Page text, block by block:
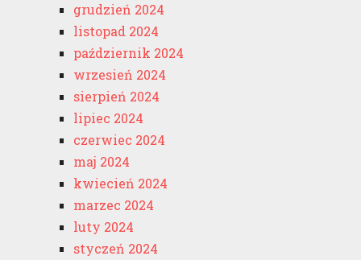
grudzień 2024
listopad 2024
październik 2024
wrzesień 2024
sierpień 2024
lipiec 2024
czerwiec 2024
maj 2024
kwiecień 2024
marzec 2024
luty 2024
styczeń 2024